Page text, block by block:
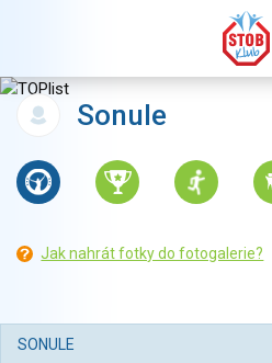
Sonule
Jak nahrát fotky do fotogalerie?
SONULE